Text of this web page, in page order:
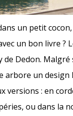
un petit
un bon livre ?
de Dedon. Malgré
arbore un design
versions : en
ou dans la